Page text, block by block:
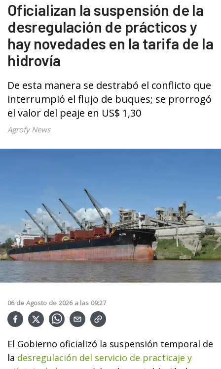
Oficializan la suspensión de la
desregulación de prácticos y
hay novedades en la tarifa de la
hidrovía
De esta manera se destrabó el conflicto que
interrumpió el flujo de buques; se prorrogó
el valor del peaje en US$ 1,30
Agrofy News
06 de Agosto de 2026 a las 09:27
El Gobierno oficializó la suspensión temporal de
la desregulación del servicio de practicaje y